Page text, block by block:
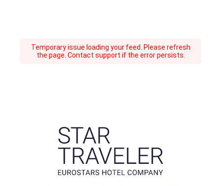
Temporary issue loading your feed. Please refresh
the page. Contact support if the error persists.